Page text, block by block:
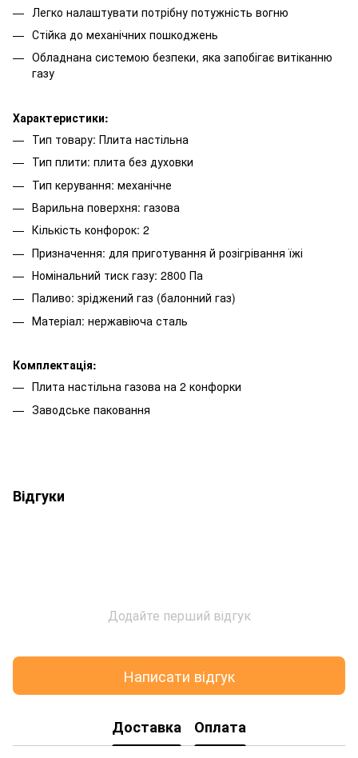
Легко налаштувати потрібну потужність вогню
Стійка до механічних пошкоджень
Обладнана системою безпеки, яка запобігає витіканню
газу
Характеристики:
Тип товару: Плита настільна
Тип плити: плита без духовки
Тип керування: механічне
Варильна поверхня: газова
Кількість конфорок: 2
Призначення: для приготування й розігрівання їжі
Номінальний тиск газу: 2800 Па
Паливо: зріджений газ (балонний газ)
Матеріал: нержавіюча сталь
Комплектація:
Плита настільна газова на 2 конфорки
Заводське паковання
Відгуки
Додайте перший відгук
Написати відгук
Доставка Оплата